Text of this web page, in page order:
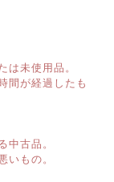
は未使用品。
間が経過したも
中古品。
いもの。